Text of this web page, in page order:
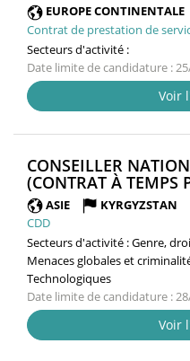
EUROPE CONTINENTALE
Contrat de prestation de
Secteurs d'activité :
Date limite de candidature :
Voir
CONSEILLER
(CONTRAT À TEMPS
ASIE KYRGYZSTAN
CDD
Secteurs d'activité :Genre,
Menaces globales et
Technologiques
Date limite de candidature :
Voir